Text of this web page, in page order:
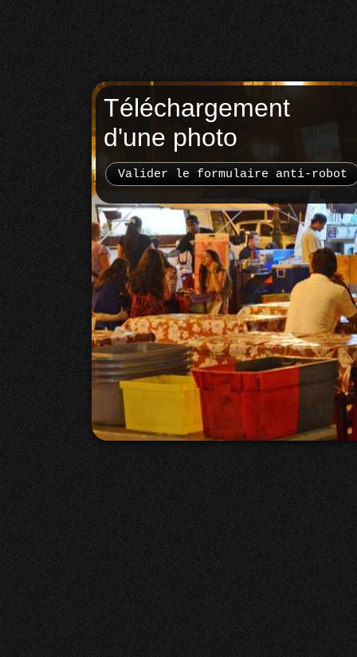
Téléchargement
d'une photo